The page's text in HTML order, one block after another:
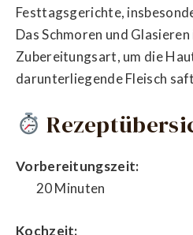
Festtagsgerichte,
Das Schmoren und
Zubereitungsart, um die
darunterliegende Fleisch
Vorbereitungszeit:
20 Minuten
Kochzeit: